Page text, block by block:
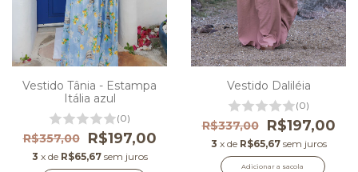
Vestido Tânia - Estampa
Itália azul
(0)
R$357,00 R$197,00
3 x de R$65,67 sem juros
Vestido Daliléia
(0)
R$337,00 R$197,00
3 x de R$65,67 sem juros
Adicionar a sacola